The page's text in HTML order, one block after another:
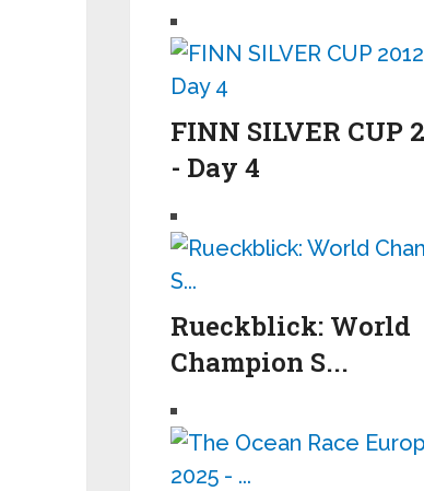
FINN SILVER CUP
- Day 4
Rueckblick: World
Champion S...